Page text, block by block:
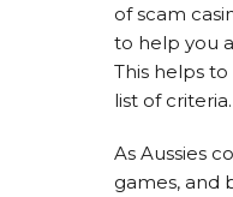
of scam
to help you
This helps
list of criteria.
As Aussies
games, and